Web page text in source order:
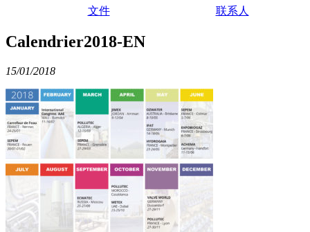
文件 联系人
Calendrier2018-EN
15/01/2018